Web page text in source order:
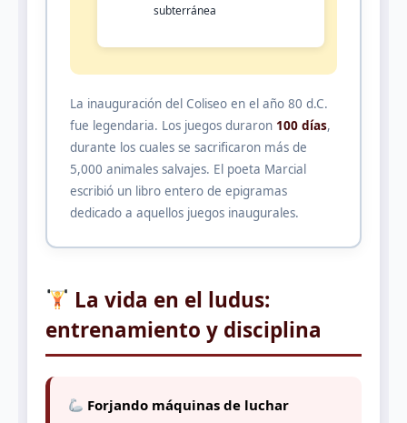
subterránea
La inauguración del Coliseo en el año 80 d.C.
fue legendaria. Los juegos duraron 100 días,
durante los cuales se sacrificaron más de
5,000 animales salvajes. El poeta Marcial
escribió un libro entero de epigramas
dedicado a aquellos juegos inaugurales.
La vida en el ludus:
entrenamiento y disciplina
Forjando máquinas de luchar